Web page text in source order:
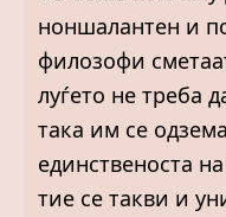
ноншалантен и
филозофи
луѓето не треба
така им се
единственоста
тие се такви и